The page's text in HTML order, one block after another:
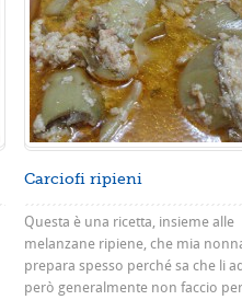
Carciofi ripieni
Questa è una ricetta, insieme alle
melanzane ripiene, che mia
prepara spesso perché sa che li
però generalmente non faccio